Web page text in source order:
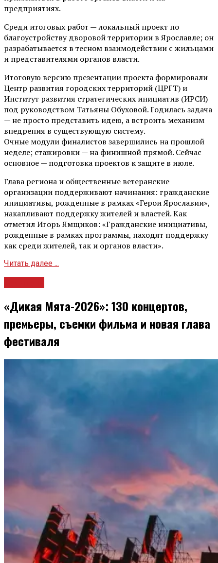
предприятиях.
Среди итоговых работ — локальный проект по
благоустройству дворовой территории в Ярославле; он
разрабатывается в тесном взаимодействии с жильцами
и представителями органов власти.
Итоговую версию презентации проекта формировали
Центр развития городских территорий (ЦРГТ) и
Институт развития стратегических инициатив (ИРСИ)
под руководством Татьяны Обуховой. Годилась задача
— не просто представить идею, а встроить механизм
внедрения в существующую систему.
Очные модули финалистов завершились на прошлой
неделе; стажировки — на финишной прямой. Сейчас
основное — подготовка проектов к защите в июле.
Глава региона и общественные ветеранские
организации поддерживают начинания: гражданские
инициативы, рожденные в рамках «Герои Ярославии»,
накапливают поддержку жителей и властей. Как
отметил Игорь Ямщиков: «Гражданские инициативы,
рожденные в рамках программы, находят поддержку
как среди жителей, так и органов власти».
Читать далее ...
«Дикая Мята-2026»: 130 концертов,
премьеры, съемки фильма и новая глава
фестиваля